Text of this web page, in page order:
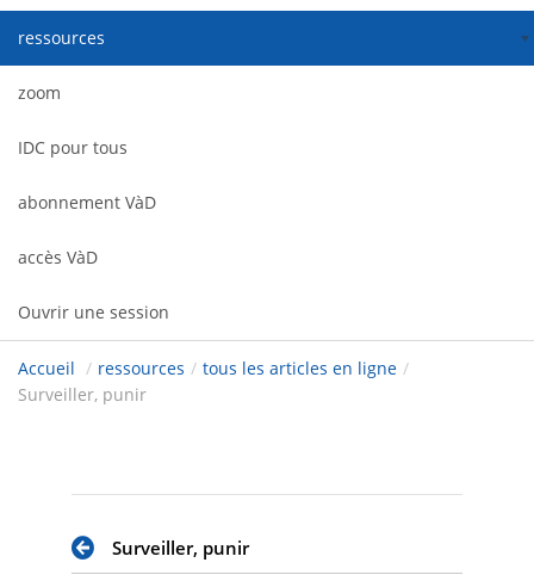
ressources
zoom
IDC pour tous
abonnement VàD
accès VàD
Ouvrir une session
Accueil / ressources / tous les articles en ligne /
Surveiller, punir
Surveiller, punir